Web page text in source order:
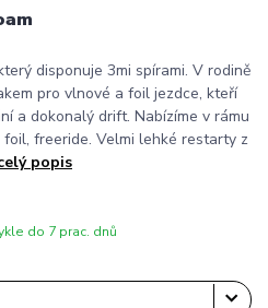
disponuje 3mi spírami. V rodině
pro vlnové a foil jezdce, kteří
a dokonalý drift. Nabízíme v rámu
freeride. Velmi lehké restarty z
popis
do 7 prac. dnů